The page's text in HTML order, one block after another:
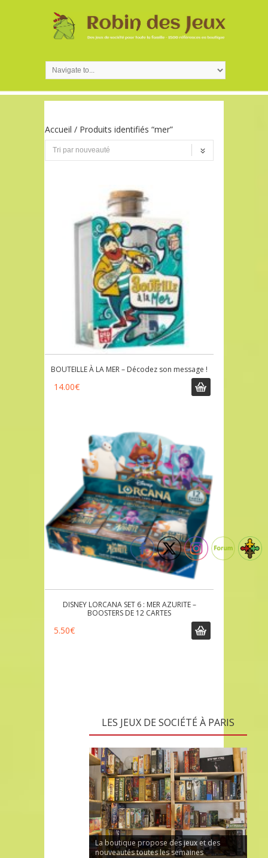
Accueil / Produits identifiés “mer”
BOUTEILLE À LA MER – Décodez son message !
14.00€
DISNEY LORCANA SET 6 : MER AZURITE –
BOOSTERS DE 12 CARTES
5.50€
LES JEUX DE SOCIÉTÉ À PARIS
La boutique propose des jeux et des
nouveautés toutes les semaines